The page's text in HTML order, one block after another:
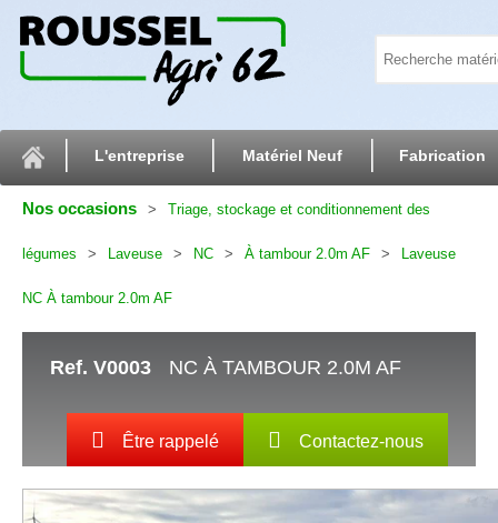
L'entreprise Matériel Neuf Fabrication
Nos occasions Triage, stockage et conditionnement des
légumes Laveuse NC À tambour 2.0m AF Laveuse
NC À tambour 2.0m AF
NC À TAMBOUR 2.0M AF
Ref. V0003
Être rappelé Contactez-nous